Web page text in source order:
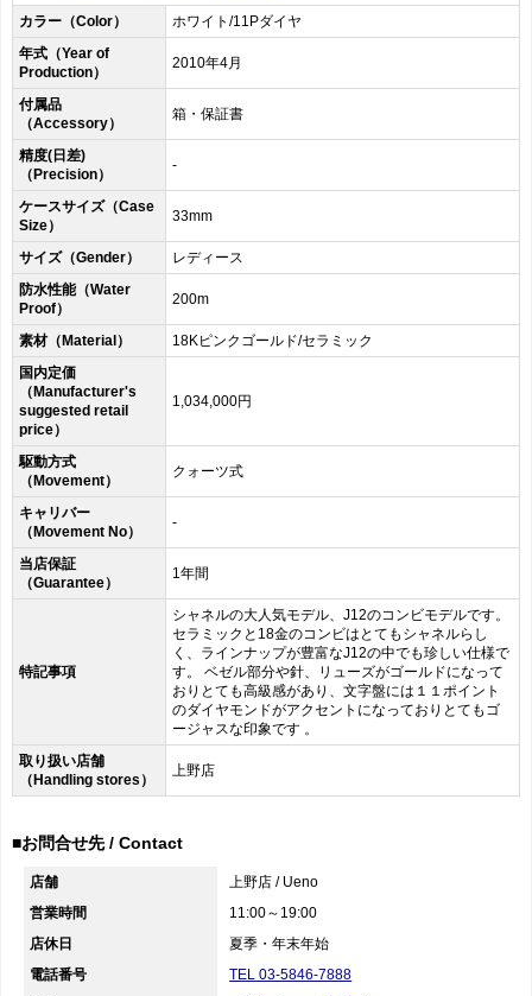
カラー（Color）
ホワイト/11Pダイヤ
年式（Year of
Production）
2010年4月
付属品
（Accessory）
箱・保証書
精度(日差)
（Precision）
-
ケースサイズ（Case
Size）
33mm
サイズ（Gender）
レディース
防水性能（Water
Proof）
200m
素材（Material）
18Kピンクゴールド/セラミック
国内定価
（Manufacturer's
suggested retail
price）
1,034,000円
駆動方式
（Movement）
クォーツ式
キャリバー
（Movement No）
-
当店保証
（Guarantee）
1年間
特記事項
シャネルの大人気モデル、J12のコンビモデルです。
セラミックと18金のコンビはとてもシャネルらし
く、ラインナップが豊富なJ12の中でも珍しい仕様で
す。 ベゼル部分や針、リューズがゴールドになって
おりとても高級感があり、文字盤には１１ポイント
のダイヤモンドがアクセントになっておりとてもゴ
ージャスな印象です 。
取り扱い店舗
（Handling stores）
上野店
■お問合せ先 / Contact
店舗
上野店 / Ueno
営業時間
11:00～19:00
店休日
夏季・年末年始
電話番号
TEL 03-5846-7888